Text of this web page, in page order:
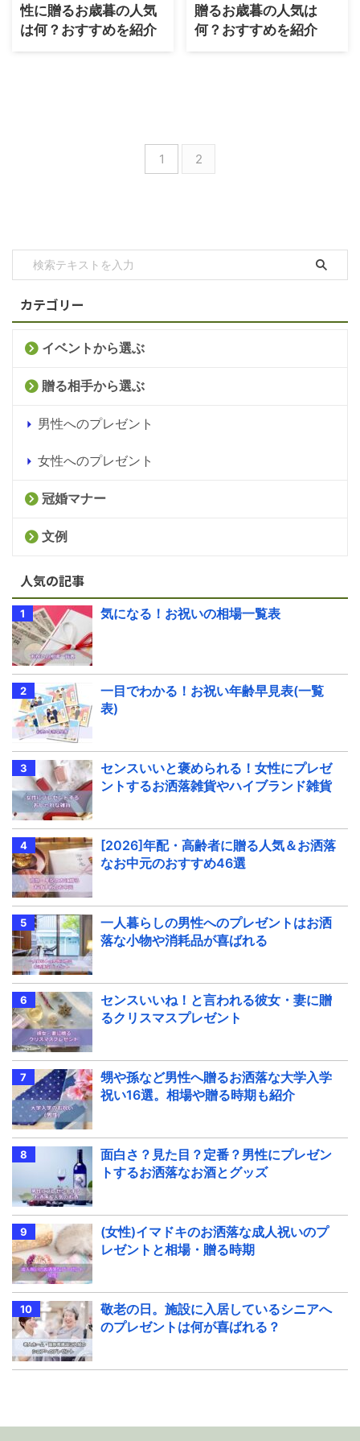
性に贈るお歳暮の人気
は何？おすすめを紹介
贈るお歳暮の人気は
何？おすすめを紹介
1 2
カテゴリー
イベントから選ぶ
贈る相手から選ぶ
男性へのプレゼント
女性へのプレゼント
冠婚マナー
文例
人気の記事
気になる！お祝いの相場一覧表
一目でわかる！お祝い年齢早見表(一覧
表)
センスいいと褒められる！女性にプレゼ
ントするお洒落雑貨やハイブランド雑貨
[2026]年配・高齢者に贈る人気＆お洒落
なお中元のおすすめ46選
一人暮らしの男性へのプレゼントはお洒
落な小物や消耗品が喜ばれる
センスいいね！と言われる彼女・妻に贈
るクリスマスプレゼント
甥や孫など男性へ贈るお洒落な大学入学
祝い16選。相場や贈る時期も紹介
面白さ？見た目？定番？男性にプレゼン
トするお洒落なお酒とグッズ
(女性)イマドキのお洒落な成人祝いのプ
レゼントと相場・贈る時期
敬老の日。施設に入居しているシニアへ
のプレゼントは何が喜ばれる？